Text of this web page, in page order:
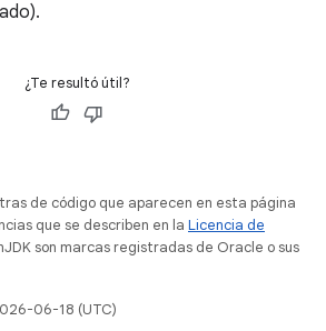
¿Te resultó útil?
de código que aparecen en esta página
que se describen en la Licencia de
son marcas registradas de Oracle o sus
06-18 (UTC)